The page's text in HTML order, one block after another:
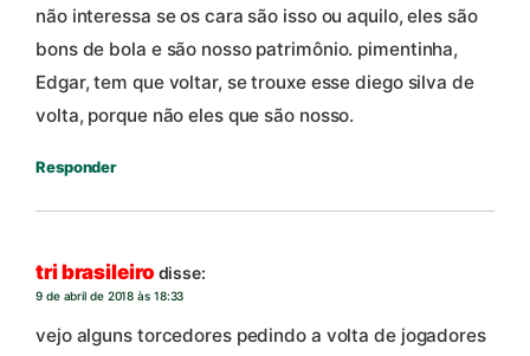
não interessa se os cara são isso ou aquilo, eles são
bons de bola e são nosso patrimônio. pimentinha,
Edgar, tem que voltar, se trouxe esse diego silva de
volta, porque não eles que são nosso.
Responder
tri brasileiro disse:
9 de abril de 2018 às 18:33
vejo alguns torcedores pedindo a volta de jogadores